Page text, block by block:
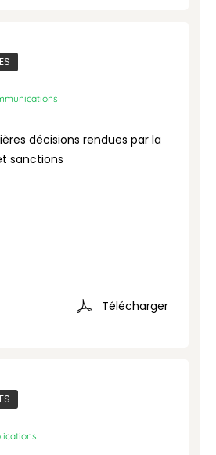
décisions rendues par la
sanctions
Télécharger